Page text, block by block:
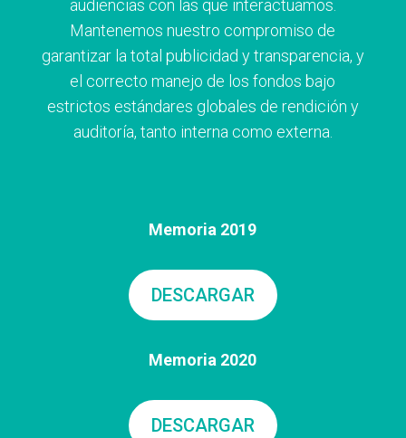
audiencias con las que interactuamos.
Mantenemos nuestro compromiso de
garantizar la total publicidad y transparencia, y
el correcto manejo de los fondos bajo
estrictos estándares globales de rendición y
auditoría, tanto interna como externa.
Memoria 2019
DESCARGAR
Memoria 2020
DESCARGAR